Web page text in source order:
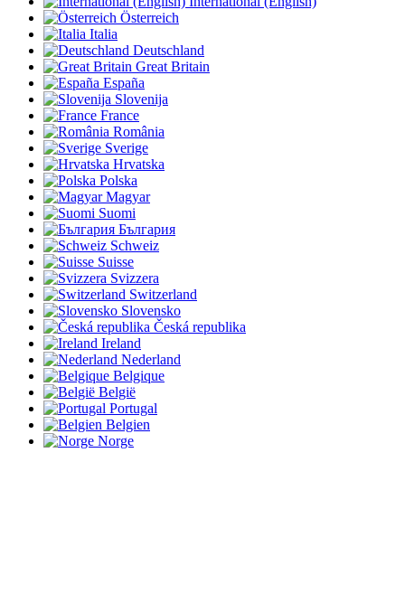
Österreich
Italia
Deutschland
Great Britain
España
Slovenija
France
România
Sverige
Hrvatska
Polska
Magyar
Suomi
България
Schweiz
Suisse
Svizzera
Switzerland
Slovensko
Česká republika
Ireland
Nederland
Belgique
België
Portugal
Belgien
Norge